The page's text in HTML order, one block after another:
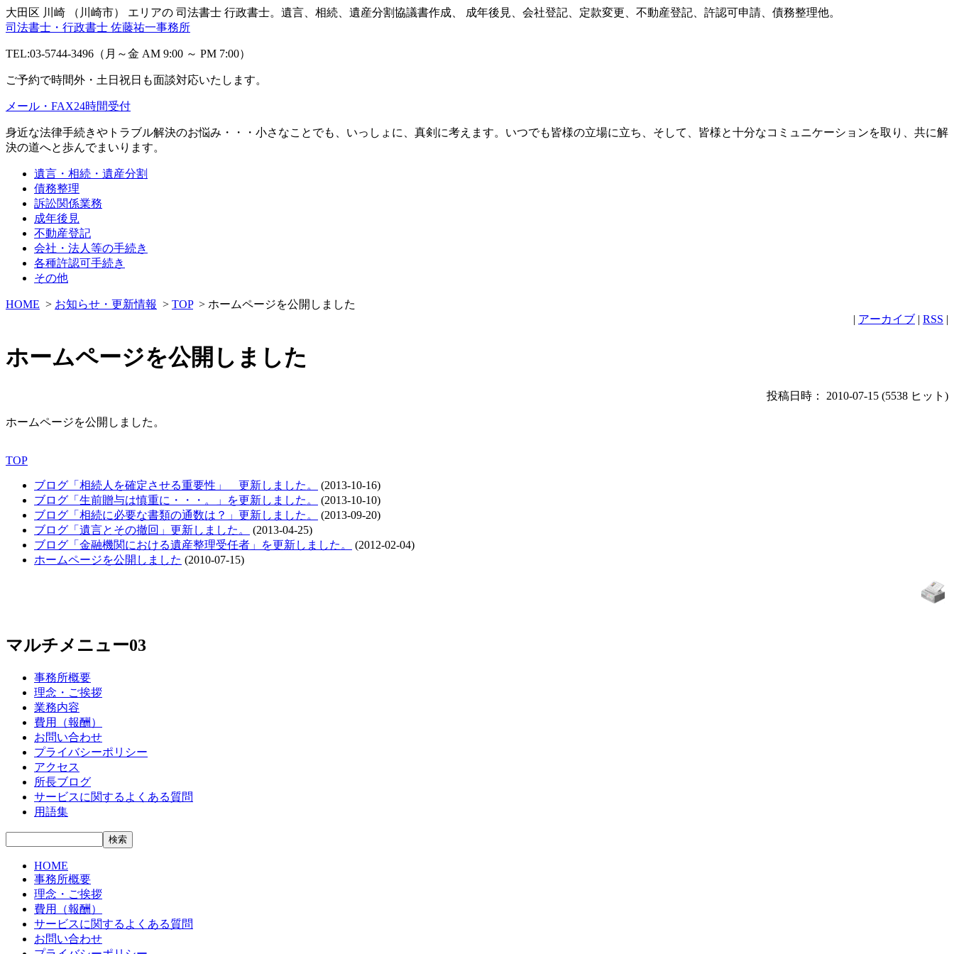
大田区 川崎 （川崎市） エリアの 司法書士 行政書士。遺言、相続、遺産分割協議書作成、 成年後見、会社登記、定款変更、不動産登記、許認可申請、債務整理他。
司法書士・行政書士 佐藤祐一事務所
TEL:03-5744-3496（月～金 AM 9:00 ～ PM 7:00）
ご予約で時間外・土日祝日も面談対応いたします。
メール・FAX24時間受付
身近な法律手続きやトラブル解決のお悩み・・・小さなことでも、いっしょに、真剣に考えます。いつでも皆様の立場に立ち、そして、皆様と十分なコミュニケーションを取り、共に解
決の道へと歩んでまいります。
遺言・相続・遺産分割
債務整理
訴訟関係業務
成年後見
不動産登記
会社・法人等の手続き
各種許認可手続き
その他
HOME > お知らせ・更新情報 > TOP> ホームページを公開しました
| アーカイブ | RSS |
ホームページを公開しました
投稿日時： 2010-07-15 (5538 ヒット )
ホームページを公開しました。
TOP
ブログ「相続人を確定させる重要性」 更新しました。
(2013-10-16)
ブログ「生前贈与は慎重に・・・。」を更新しました。
(2013-10-10)
ブログ「相続に必要な書類の通数は？」更新しました。
(2013-09-20)
ブログ「遺言とその撤回」更新しました。
(2013-04-25)
ブログ「金融機関における遺産整理受任者」を更新しました。
(2012-02-04)
ホームページを公開しました (2010-07-15)
マルチメニュー03
事務所概要
理念・ご挨拶
業務内容
費用（報酬）
お問い合わせ
プライバシーポリシー
アクセス
所長ブログ
サービスに関するよくある質問
用語集
HOME
事務所概要
理念・ご挨拶
費用（報酬）
サービスに関するよくある質問
お問い合わせ